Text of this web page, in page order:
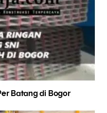
Batang di Bogor